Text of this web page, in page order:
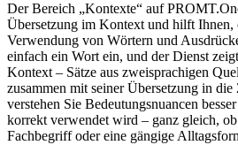
Der Bereich „Kontexte“ auf
Übersetzung im Kontext und hilft Ihnen,
Verwendung von Wörtern und
einfach ein Wort ein, und der Dienst
Kontext – Sätze aus zweisprachigen
zusammen mit seiner Übersetzung in
verstehen Sie Bedeutungsnuancen
korrekt verwendet wird – ganz gleich, ob
Fachbegriff oder eine gängige